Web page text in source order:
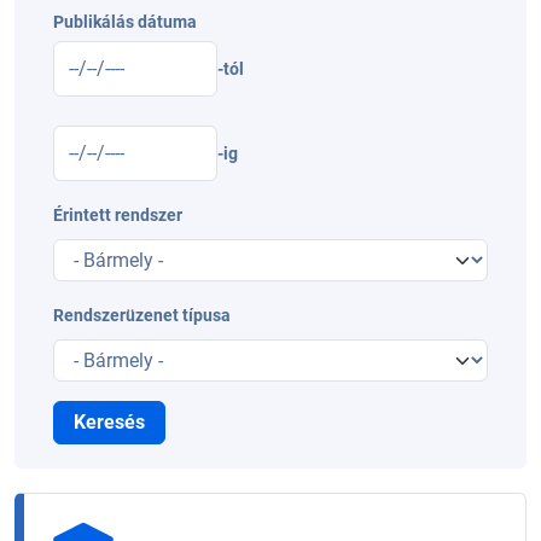
Publikálás dátuma
-tól
-ig
Érintett rendszer
Rendszerüzenet típusa